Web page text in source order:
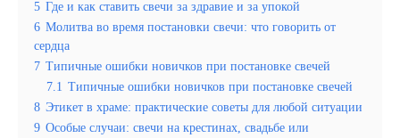
5 Где и как ставить свечи за здравие и за упокой
6 Молитва во время постановки свечи: что говорить от
сердца
7 Типичные ошибки новичков при постановке свечей
7.1 Типичные ошибки новичков при постановке свечей
8 Этикет в храме: практические советы для любой ситуации
9 Особые случаи: свечи на крестинах, свадьбе или